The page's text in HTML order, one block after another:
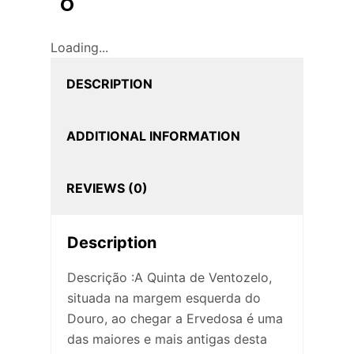
Loading...
DESCRIPTION
ADDITIONAL INFORMATION
REVIEWS (0)
Description
Descrição :A Quinta de Ventozelo,
situada na margem esquerda do
Douro, ao chegar a Ervedosa é uma
das maiores e mais antigas desta